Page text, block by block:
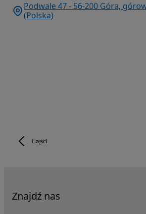
Części
Podwale 47 - 56-200 Góra,
(Polska)
Znajdź nas